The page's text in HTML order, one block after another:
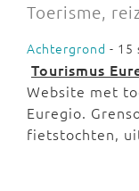
Toerisme,
Achtergrond - 15
Tourismus
Website met
Euregio.
fietstochten,